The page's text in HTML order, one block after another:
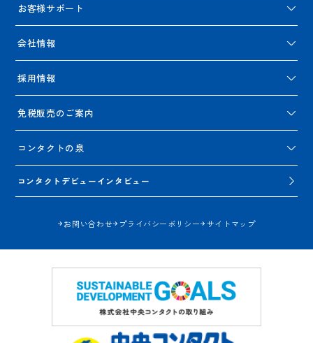
お客様サポート
会社情報
採用情報
免税販売のご案内
コンタクトの泉
コンタクトデビューインタビュー
お問い合わせ プライバシーポリシー サイトマップ